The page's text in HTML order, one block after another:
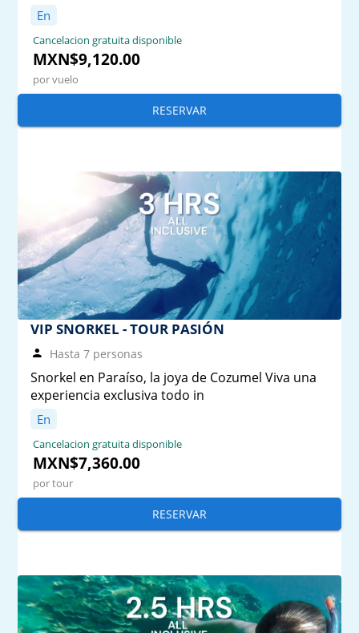
En
Cancelacion gratuita disponible
MXN$9,120.00
por vuelo
RESERVAR
VIP SNORKEL - TOUR PASIÓN
Hasta 7 personas
Snorkel en Paraíso, la joya de Cozumel Viva una
experiencia exclusiva todo in
En
Cancelacion gratuita disponible
MXN$7,360.00
por tour
RESERVAR